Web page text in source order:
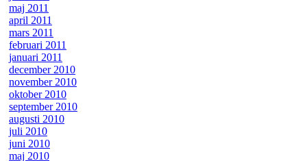
maj 2011
april 2011
mars 2011
februari 2011
januari 2011
december 2010
november 2010
oktober 2010
september 2010
augusti 2010
juli 2010
juni 2010
maj 2010